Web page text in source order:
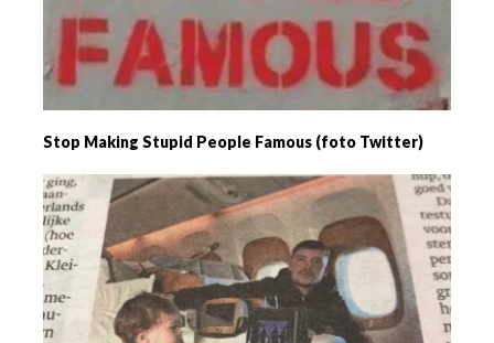
Stop Making Stupid People Famous (foto Twitter)